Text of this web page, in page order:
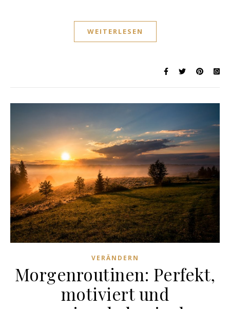
WEITERLESEN
VERÄNDERN
Morgenroutinen: Perfekt,
motiviert und